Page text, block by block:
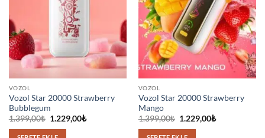
VOZOL
Vozol Star 20000 Strawberry
Bubblegum
1.399,00₺ Orijinal
1.399,00₺.
1.229,00₺Şu
VOZOL
Vozol Star 20000 Strawberry
Mango
1.399,00₺ Orijinal
1.399,00₺.
1.229,00₺Şu